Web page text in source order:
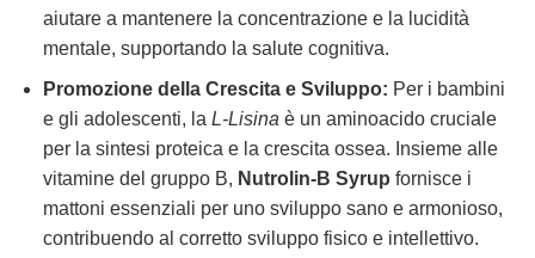
aiutare a mantenere la concentrazione e la lucidità
mentale, supportando la salute cognitiva.
Promozione della Crescita e Sviluppo: Per i bambini
e gli adolescenti, la L-Lisina è un aminoacido cruciale
per la sintesi proteica e la crescita ossea. Insieme alle
vitamine del gruppo B, Nutrolin-B Syrup fornisce i
mattoni essenziali per uno sviluppo sano e armonioso,
contribuendo al corretto sviluppo fisico e intellettivo.